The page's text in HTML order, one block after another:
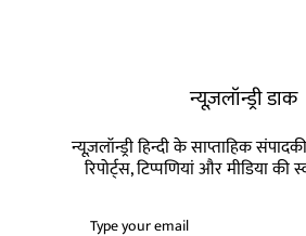
न्यूज़लॉन्ड्री डाक
न्यूज़लॉन्ड्री हिन्दी के साप्ताहिक
रिपोर्ट्स, टिप्पणियां और मीडिया